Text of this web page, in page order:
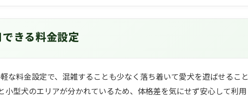
きる料金設定
な料金設定で、混雑することも少なく落ち着いて愛犬を遊ばせること
小型犬のエリアが分かれているため、体格差を気にせず安心して利用